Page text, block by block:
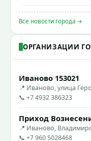
Все новости города →
ОРГАНИЗАЦИИ
Иваново 153021
📍 Иваново, улица
📞 +7 4932 386323
Приход
📍 Иваново,
📞 +7 960 5028468